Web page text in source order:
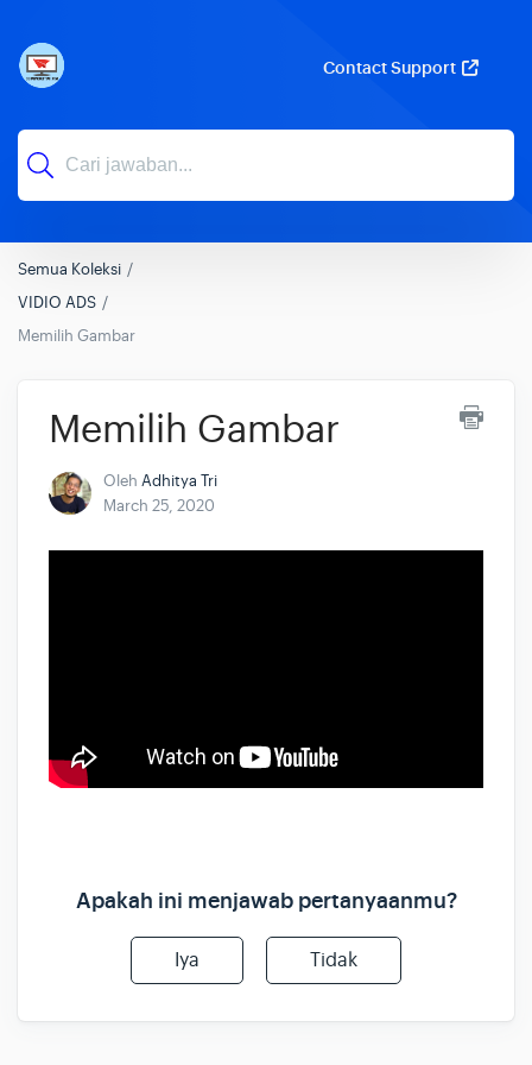
Contact Support
Semua Koleksi
VIDIO ADS
Memilih Gambar
Memilih Gambar
Oleh Adhitya Tri
March 25, 2020
Apakah ini menjawab pertanyaanmu?
Iya Tidak